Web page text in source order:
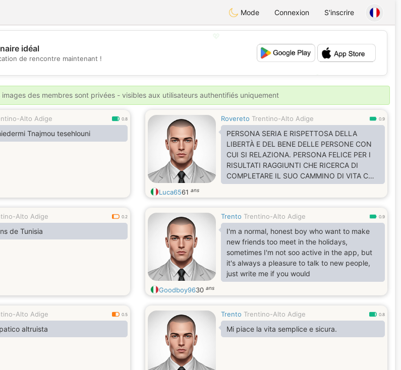
Mode Connexion S'inscrire
💕
idéal
de rencontre maintenant !
images des membres sont privées - visibles aux utilisateurs authentifiés uniquement
Alto Adige 0.8
Tnajmou tesehlouni
Rovereto Trentino-Alto Adige 0.9
PERSONA SERIA E RISPETTOSA DELLA
LIBERTÀ E DEL BENE DELLE PERSONE CON
CUI SI RELAZIONA. PERSONA FELICE PER I
RISULTATI RAGGIUNTI CHE RICERCA DI
COMPLETARE IL SUO CAMMINO DI VITA CON
UNA RELAZIONE SERIA CHE SIA
ARRICCHIMENTO DELLA SUA VITA
Luca6561 ans
Alto Adige 0.2
de Tunisia
Trento Trentino-Alto Adige 0.9
I'm a normal, honest boy who want to make
new friends too meet in the holidays,
sometimes I'm not soo active in the app, but
it's always a pleasure to talk to new people,
just write me if you would
Goodboy9630 ans
Alto Adige 0.5
altruista
Trento Trentino-Alto Adige 0.8
Mi piace la vita semplice e sicura.